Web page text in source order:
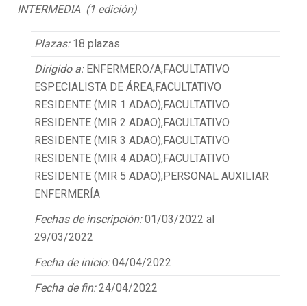
INTERMEDIA (1 edición)
Plazas: 18 plazas
Dirigido a: ENFERMERO/A,FACULTATIVO
ESPECIALISTA DE ÁREA,FACULTATIVO
RESIDENTE (MIR 1 ADAO),FACULTATIVO
RESIDENTE (MIR 2 ADAO),FACULTATIVO
RESIDENTE (MIR 3 ADAO),FACULTATIVO
RESIDENTE (MIR 4 ADAO),FACULTATIVO
RESIDENTE (MIR 5 ADAO),PERSONAL AUXILIAR
ENFERMERÍA
Fechas de inscripción:01/03/2022 al
29/03/2022
Fecha de inicio:04/04/2022
Fecha de fin:24/04/2022